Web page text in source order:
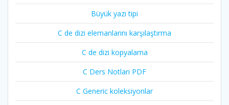
Büyük yazı tipi
C de dizi elemanlarını karşılaştırma
C de dizi kopyalama
C Ders Notları PDF
C Generic koleksiyonlar